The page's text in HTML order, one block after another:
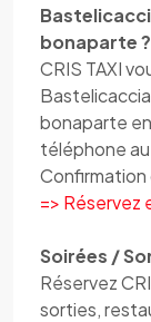
bonaparte ?
CRIS TAXI
bonaparte
téléphone
Confirmation
=> Réservez
Soirées /
Réservez
sorties,